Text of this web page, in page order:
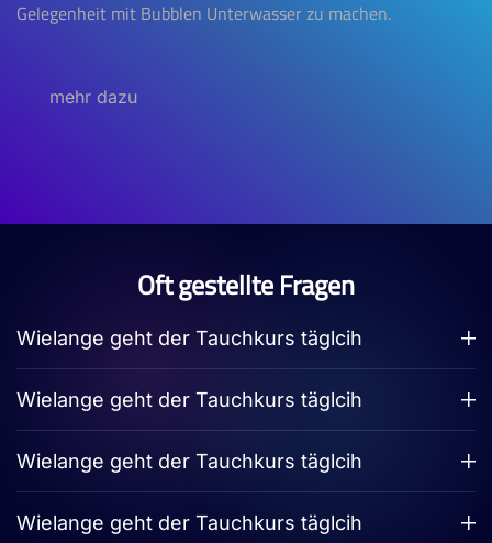
Gelegenheit mit Bubblen Unterwasser zu machen.
mehr dazu
Oft gestellte Fragen
Wielange geht der Tauchkurs täglcih
Wielange geht der Tauchkurs täglcih
Wielange geht der Tauchkurs täglcih
Wielange geht der Tauchkurs täglcih